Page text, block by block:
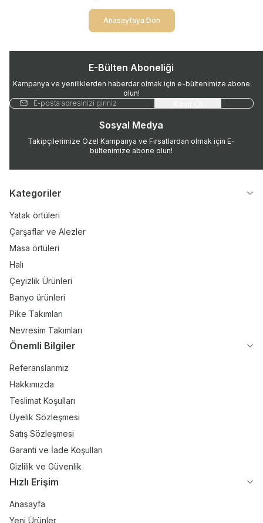
Anasayfaya Dön
E-Bülten Aboneliği
Kampanya ve yeniliklerden haberdar olmak için e-bültenimize abone
olun!
Sosyal Medya
Takipçilerimize Özel Kampanya ve Fırsatlardan olmak için E-
bültenimize abone olun!
Kategoriler
Yatak örtüleri
Çarşaflar ve Alezler
Masa örtüleri
Halı
Çeyizlik Ürünleri
Banyo ürünleri
Pike Takımları
Nevresim Takımları
Önemli Bilgiler
Referanslarımız
Hakkımızda
Teslimat Koşulları
Üyelik Sözleşmesi
Satış Sözleşmesi
Garanti ve İade Koşulları
Gizlilik ve Güvenlik
Hızlı Erişim
Anasayfa
Yeni Ürünler